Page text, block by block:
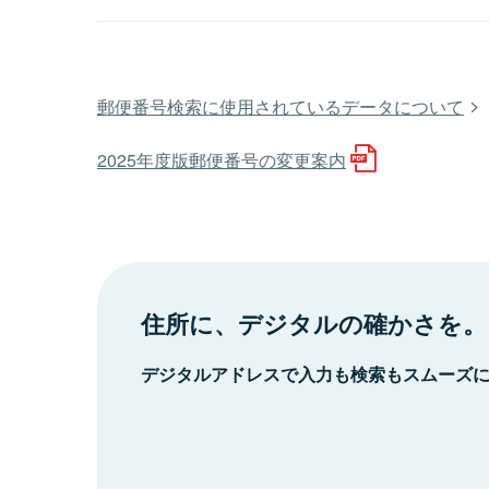
郵便番号検索に使用されているデータについて
2025年度版郵便番号の変更案内
住所に、デジタルの確かさを。
デジタルアドレスで入力も検索もスムーズ